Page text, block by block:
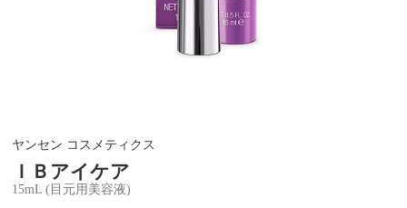
ヤンセン コスメティクス
ＩＢアイケア
15mL (目元用美容液)